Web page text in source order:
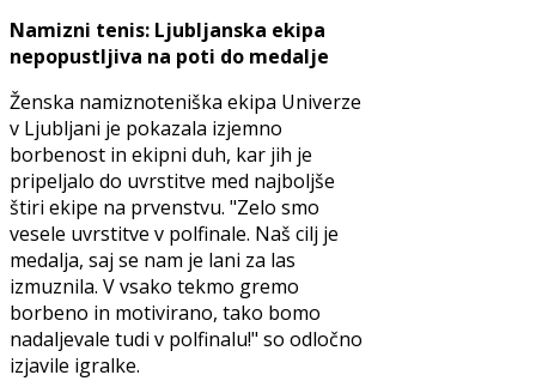
Namizni tenis: Ljubljanska ekipa
nepopustljiva na poti do medalje
Ženska namiznoteniška ekipa Univerze
v Ljubljani je pokazala izjemno
borbenost in ekipni duh, kar jih je
pripeljalo do uvrstitve med najboljše
štiri ekipe na prvenstvu. "Zelo smo
vesele uvrstitve v polfinale. Naš cilj je
medalja, saj se nam je lani za las
izmuznila. V vsako tekmo gremo
borbeno in motivirano, tako bomo
nadaljevale tudi v polfinalu!" so odločno
izjavile igralke.